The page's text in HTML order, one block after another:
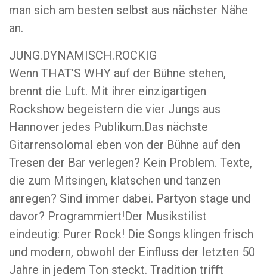
man sich am besten selbst aus nächster Nähe
an.
JUNG.DYNAMISCH.ROCKIG
Wenn THAT’S WHY auf der Bühne stehen,
brennt die Luft. Mit ihrer einzigartigen
Rockshow begeistern die vier Jungs aus
Hannover jedes Publikum.Das nächste
Gitarrensolomal eben von der Bühne auf den
Tresen der Bar verlegen? Kein Problem. Texte,
die zum Mitsingen, klatschen und tanzen
anregen? Sind immer dabei. Partyon stage und
davor? Programmiert!Der Musikstilist
eindeutig: Purer Rock! Die Songs klingen frisch
und modern, obwohl der Einfluss der letzten 50
Jahre in jedem Ton steckt. Tradition trifft